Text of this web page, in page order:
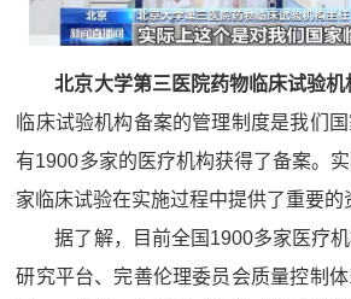
北京大学第三医院药物临床试验机
临床试验机构备案的管理制度是我们
有1900多家的医疗机构获得了备案。
家临床试验在实施过程中提供了重要的
据了解，目前全国1900多家医疗
研究平台、完善伦理委员会质量控制